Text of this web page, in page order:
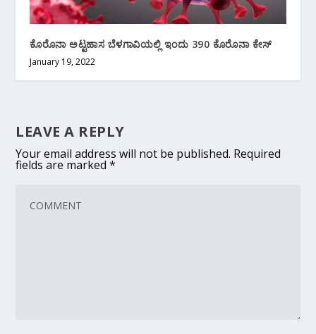
ಕೊರೊನಾ ಅಟ್ಟಹಾಸ ಬೆಳಗಾವಿಯಲ್ಲಿ ಇಂದು 390 ಕೊರೊನಾ ಕೇಸ್
January 19, 2022
LEAVE A REPLY
Your email address will not be published. Required
fields are marked*